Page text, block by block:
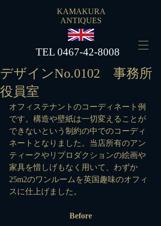
KAMAKURA
ANTIQUES
​TEL 0467-42-8008
デザインNo.0102 事務所
役員室
オフィステナントのコーディネート例
です。構造や壁紙は一切変えることが
できないという制約の中でのコーディ
ネートとなりました。当店所有のアン
ティークやリプロダクションの絵画や
家具を惜しげもなく用いて、わずか
25m2のワンルームを英国趣味のオフィ
スに仕上げました。
Before